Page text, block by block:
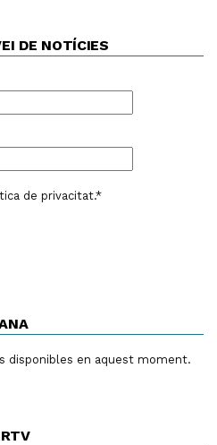
DE NOTÍCIES
de privacitat.*
disponibles en aquest moment.